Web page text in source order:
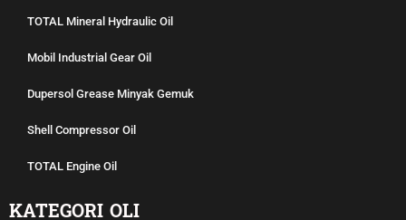
TOTAL Mineral Hydraulic Oil
Mobil Industrial Gear Oil
Dupersol Grease Minyak Gemuk
Shell Compressor Oil
TOTAL Engine Oil
KATEGORI OLI